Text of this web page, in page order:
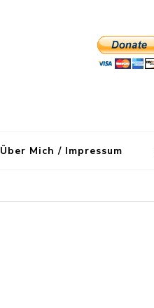
Über Mich / Impressum